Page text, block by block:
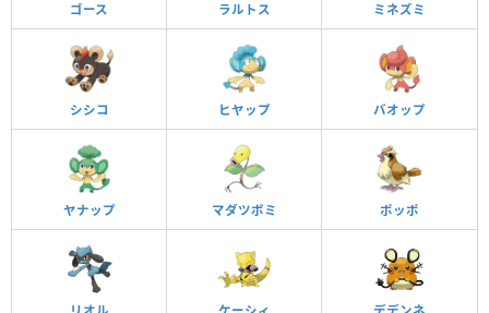
ゴース ラルトス ミネズミ
シシコ ヒヤップ バオップ
ヤナップ マダツボミ ポッポ